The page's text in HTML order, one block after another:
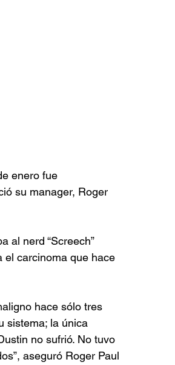
enero fue
su manager, Roger
al nerd “Screech”
el carcinoma que hace
hace sólo tres
sistema; la única
no sufrió. No tuvo
aseguró Roger Paul